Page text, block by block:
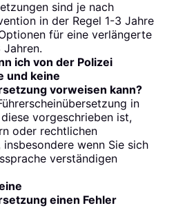
sind je nach
in der Regel 1-3 Jahre
für eine verlängerte
ich von der Polizei
und keine
vorweisen kann?
in
vorgeschrieben ist,
oder rechtlichen
wenn Sie sich
verständigen
einen Fehler